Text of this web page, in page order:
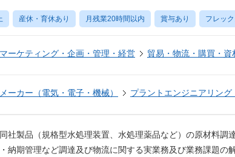
産休・育休あり 月残業20時間以内 賞与あり フレッ
マーケティング・企画・管理・経営 貿易・物流・購買・資
メーカー（電気・電子・機械） プラントエンジニアリング
同社製品（規格型水処理装置、水処理薬品など）の原材料調
・納期管理など調達及び物流に関する実業務及び業務課題の